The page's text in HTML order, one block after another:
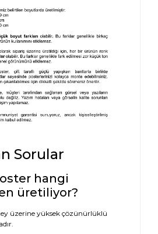
Sorular
hangi
üretiliyor?
üzerine yüksek çözünürlüklü